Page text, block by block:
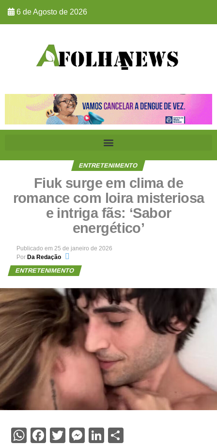
6 de Agosto de 2026
ENTRETENIMENTO
Fiuk surge em clima de
romance com loira misteriosa
e intriga fãs: ‘Sabor
energético’
Publicado em 25 de janeiro de 2026
Por Da Redação
ENTRETENIMENTO
WhatsApp
Facebook
Twitter
Messenger
LinkedIn
Share